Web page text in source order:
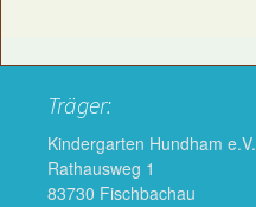
Träger:
Kindergarten Hundham e.V.
Rathausweg 1
83730 Fischbachau